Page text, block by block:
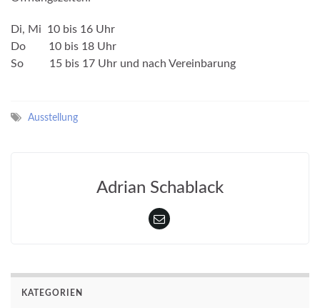
Di, Mi 10 bis 16 Uhr
Do 10 bis 18 Uhr
So 15 bis 17 Uhr und nach Vereinbarung
Ausstellung
Adrian Schablack
KATEGORIEN